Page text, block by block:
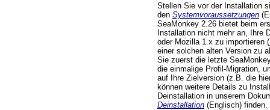
Stellen Sie vor der Installation
den Systemvoraussetzungen
SeaMonkey 2.26 bietet beim
Installation nicht mehr an, Ihre
oder Mozilla 1.x zu importieren (
einer solchen alten Version zu
Sie zuerst die letzte
die einmalige Profil-Migration,
auf Ihre Zielversion (z.B. die
können weitere Details zu
Deinstallation in unserem
Deinstallation (Englisch) finden.